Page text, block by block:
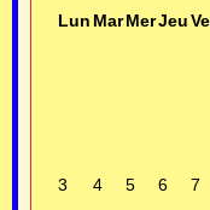
Lun MarMerJeu
3 4 5 6 7